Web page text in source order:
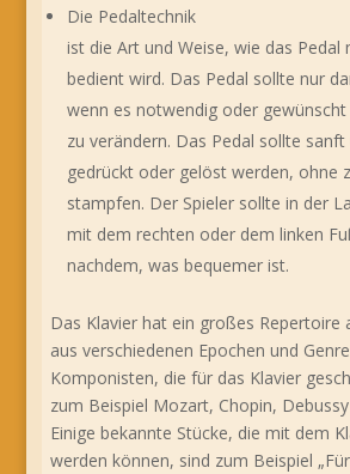
Die Pedaltechnik
ist die Art und Weise, wie das Pedal
bedient wird. Das Pedal sollte nur
wenn es notwendig oder
zu verändern. Das Pedal sollte sanft
gedrückt oder gelöst werden, ohne
stampfen. Der Spieler sollte in der
mit dem rechten oder dem linken
nachdem, was bequemer ist.
Das Klavier hat ein großes Repertoire
aus verschiedenen Epochen und
Komponisten, die für das Klavier
zum Beispiel Mozart, Chopin,
Einige bekannte Stücke, die mit dem
werden können, sind zum Beispiel „Für